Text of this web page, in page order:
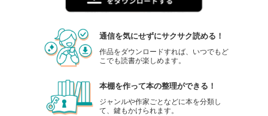
通信を気にせずにサクサク読める！
作品をダウンロードすれば、いつでもど
こでも読書が楽しめます。
本棚を作って本の整理ができる！
ジャンルや作家ごとなどに本を分類し
て、鍵もかけられます。